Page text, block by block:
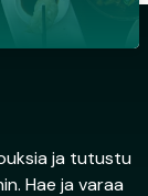
ja tutustu
Hae ja varaa